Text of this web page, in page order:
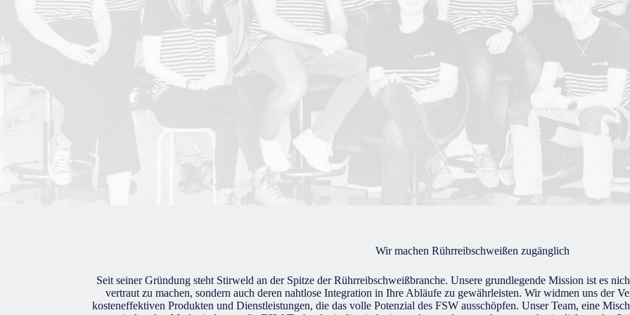
Wir machen Rührreibschweißen zugänglich
Seit seiner Gründung steht Stirweld an der Spitze der Rührreibschweißbranche. Unsere grundlegende Mission ist es
vertraut zu machen, sondern auch deren nahtlose Integration in Ihre Abläufe zu gewährleisten. Wir widmen uns der
kosteneffektiven Produkten und Dienstleistungen, die das volle Potenzial des FSW ausschöpfen. Unser Team, eine